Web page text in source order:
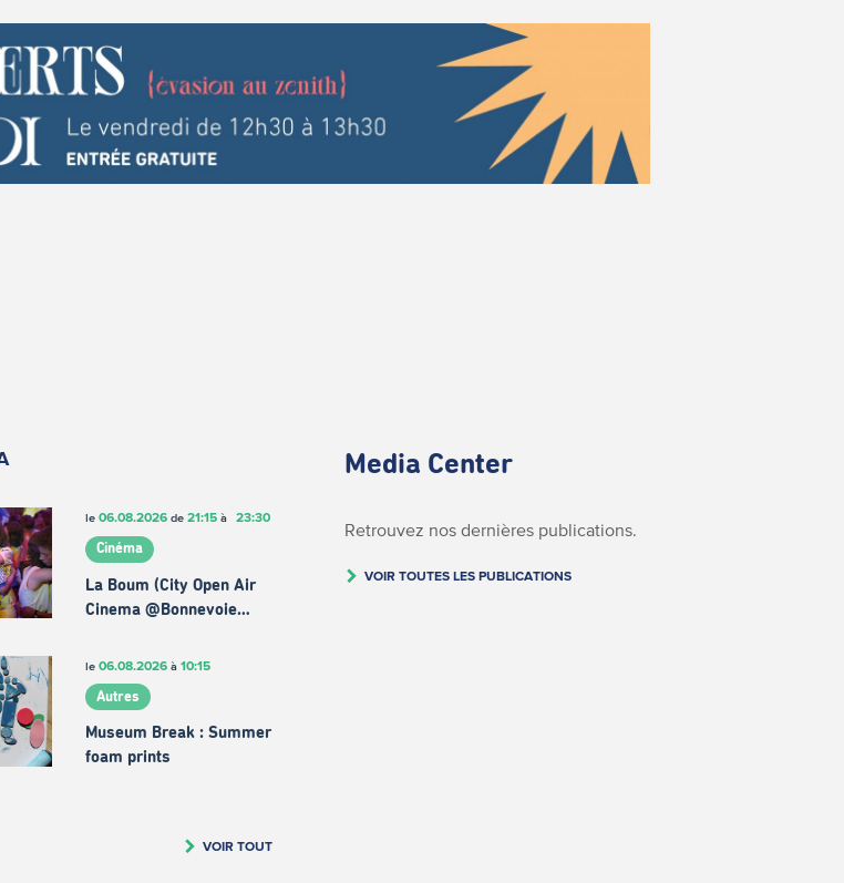
le 06.08.2026de 21:15à 23:30
Cinéma
La Boum (City Open Air
Cinema @Bonnevoie…
le 06.08.2026à 10:15
Autres
Museum Break : Summer
foam prints
VOIR TOUT
Media Center
Retrouvez nos dernières publications.
VOIR TOUTES LES PUBLICATIONS